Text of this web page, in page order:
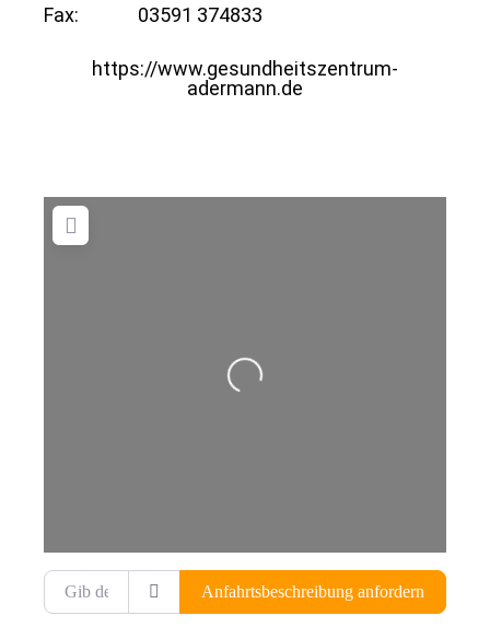
Fax:
03591 374833
https://www.gesundheitszentrum-
adermann.de
Gib deinen Standort ein.
Anfahrtsbeschreibung anfordern